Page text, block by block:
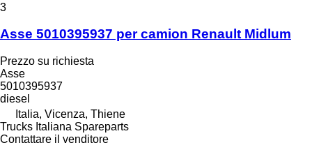
3
Asse 5010395937 per camion Renault Midlum
Prezzo su richiesta
Asse
5010395937
diesel
Italia, Vicenza, Thiene
Trucks Italiana Spareparts
Contattare il venditore